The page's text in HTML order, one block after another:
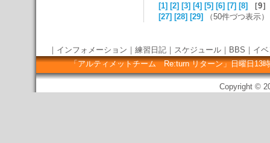
[1] [2] [3] [4] [5] [6] [7] [8]
［9］
[27] [28] [29] （50件づつ表示）
｜ インフォメーション ｜ 練習日記｜ スケジュール｜ BBS ｜ イ
「アルティメットチーム Re:turn リターン」日曜日13
Copyright ©